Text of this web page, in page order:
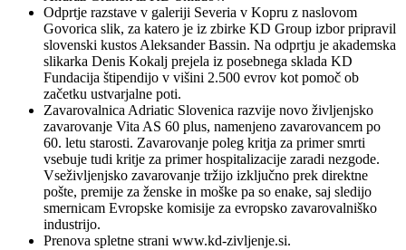
Odprtje razstave v galeriji Severia v Kopru z naslovom
Govorica slik, za katero je iz zbirke KD Group izbor pripravil
slovenski kustos Aleksander Bassin. Na odprtju je akademska
slikarka Denis Kokalj prejela iz posebnega sklada KD
Fundacija štipendijo v višini 2.500 evrov kot pomoč ob
začetku ustvarjalne poti.
Zavarovalnica Adriatic Slovenica razvije novo življenjsko
zavarovanje Vita AS 60 plus, namenjeno zavarovancem po
60. letu starosti. Zavarovanje poleg kritja za primer smrti
vsebuje tudi kritje za primer hospitalizacije zaradi nezgode.
Vseživljenjsko zavarovanje tržijo izključno prek direktne
pošte, premije za ženske in moške pa so enake, saj sledijo
smernicam Evropske komisije za evropsko zavarovalniško
industrijo.
Prenova spletne strani www.kd-zivljenje.si.